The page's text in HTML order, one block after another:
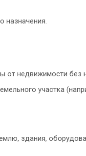
назначения.
от недвижимости без
участка
здания,